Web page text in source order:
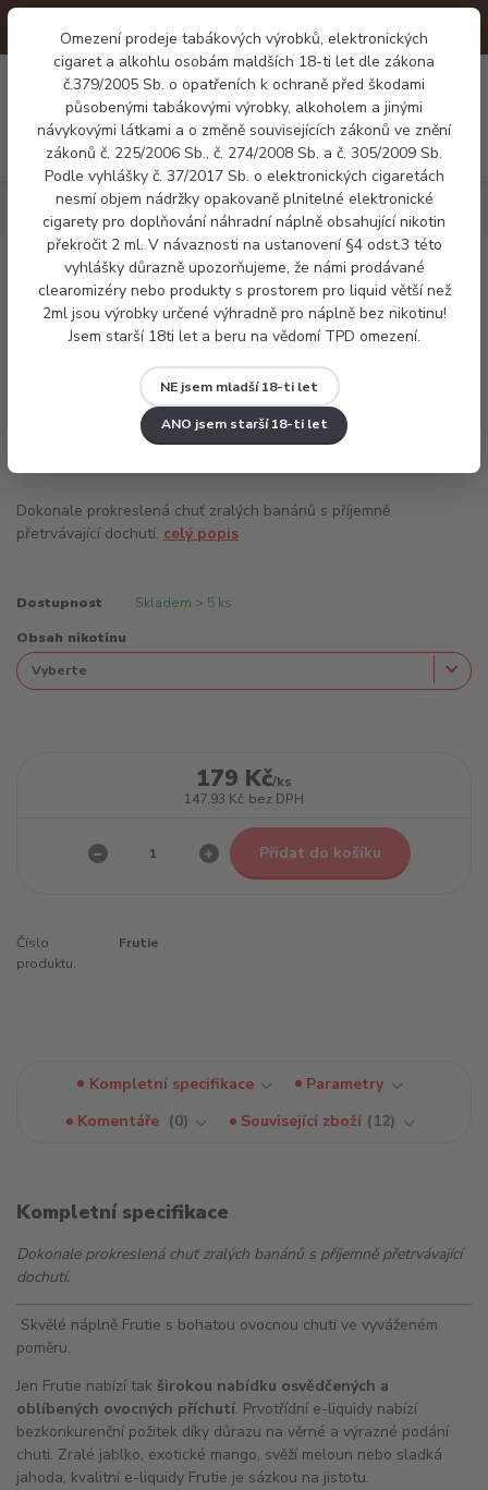
Omezení prodeje tabákových výrobků, elektronických
cigaret a alkohlu osobám maldších 18-ti let dle zákona
č.379/2005 Sb. o opatřeních k ochraně před škodami
působenými tabákovými výrobky, alkoholem a jinými
návykovými látkami a o změně souvisejících zákonů ve znění
zákonů č. 225/2006 Sb., č. 274/2008 Sb. a č. 305/2009 Sb.
Podle vyhlášky č. 37/2017 Sb. o elektronických cigaretách
nesmí objem nádržky opakovaně plnitelné elektronické
cigarety pro doplňování náhradní náplně obsahující nikotin
překročit 2 ml. V návaznosti na ustanovení §4 odst.3 této
vyhlášky důrazně upozorňujeme, že námi prodávané
clearomizéry nebo produkty s prostorem pro liquid větší než
2ml jsou výrobky určené výhradně pro náplně bez nikotinu!
Jsem starší 18ti let a beru na vědomí TPD omezení.
NE jsem mladší 18-ti let
ANO jsem starší 18-ti let
Menu
0 Kč
Frutie banán 10ml
Frutie banán 10ml
Dokonale prokreslená chuť zralých banánů s příjemně
přetrvávající dochutí. celý popis
Dostupnost Skladem > 5 ks
Obsah nikotinu
179 Kč/ks
147,93 Kč bez DPH
Přidat do košíku
Číslo
produktu:
Frutie
Kompletní specifikace
Parametry
Komentáře
0 Související zboží 12
Kompletní specifikace
Dokonale prokreslená chuť zralých banánů s příjemně přetrvávající
dochutí.
Skvělé náplně Frutie s bohatou ovocnou chutí ve vyváženém
poměru.
Jen Frutie nabízí tak širokou nabídku osvědčených a
oblíbených ovocných příchutí. Prvotřídní e-liquidy nabízí
bezkonkurenční požitek díky důrazu na věrné a výrazné podání
chuti. Zralé jablko, exotické mango, svěží meloun nebo sladká
jahoda, kvalitní e-liquidy Frutie je sázkou na jistotu.